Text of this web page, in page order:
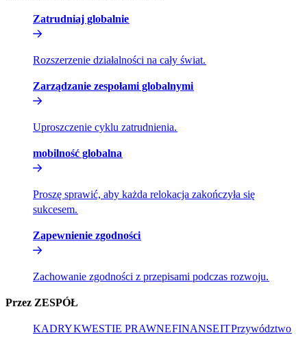
Zatrudniaj globalnie​​
Rozszerzenie działalności na cały świat.​​
Zarządzanie zespołami globalnymi​​
Uproszczenie cyklu zatrudnienia.​​
mobilność globalna​​
Proszę sprawić, aby każda relokacja zakończyła się
sukcesem.​​
Zapewnienie zgodności​​
Zachowanie zgodności z przepisami podczas rozwoju.​​
Przez ZESPÓŁ​​
KADRY​​KWESTIE PRAWNE​​FINANSE​​IT​​Przywództwo​​